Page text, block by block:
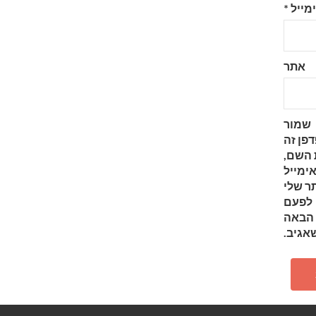
*
אתר
שמור
זה
השם,
שלי
לפעם
הבאה